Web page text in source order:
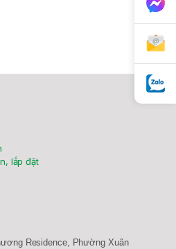
lắp đặt
Residence, Phường Xuân